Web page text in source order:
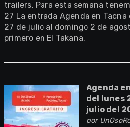
trailers. Para esta semana
27 La entrada Agenda en Tacna
27 de julio al domingo 2 de
primero en El Takana.
Agenda
del lunes
julio del
por